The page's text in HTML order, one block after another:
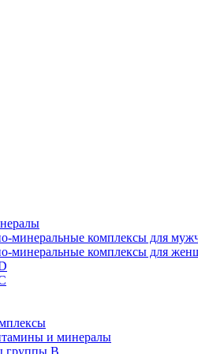
минеральные комплексы для
минеральные комплексы для
и минералы